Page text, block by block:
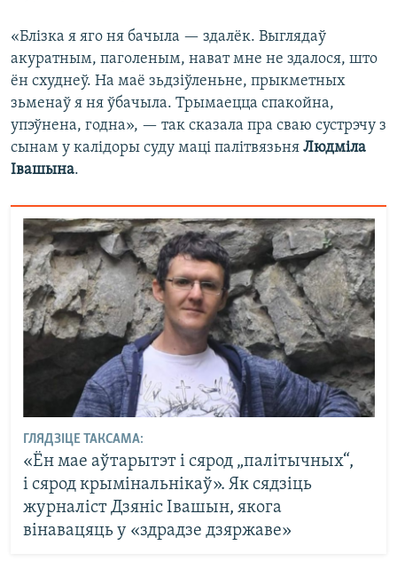
«Блізка я яго ня бачыла — здалёк. Выглядаў
акуратным, паголеным, нават мне не здалося, што
ён схуднеў. На маё зьдзіўленьне, прыкметных
зьменаў я ня ўбачыла. Трымаецца спакойна,
упэўнена, годна», — так сказала пра сваю сустрэчу з
сынам у калідоры суду маці палітвязьня Людміла
Івашына.
ГЛЯДЗІЦЕ ТАКСАМА:
«Ён мае аўтарытэт і сярод „палітычных“,
і сярод крымінальнікаў». Як сядзіць
журналіст Дзяніс Івашын, якога
вінавацяць у «здрадзе дзяржаве»